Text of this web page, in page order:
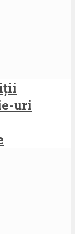
uri